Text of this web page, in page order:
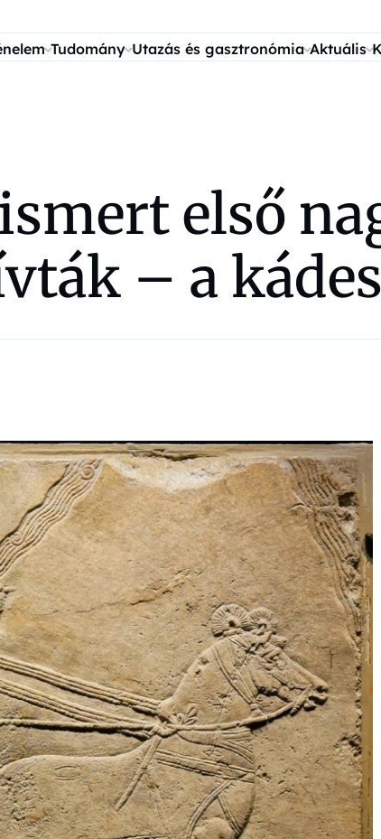
Tudomány Utazás és gasztronómia Aktuális
első
– a